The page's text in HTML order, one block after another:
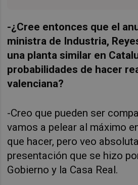
-¿Cree entonces que el
ministra de Industria,
una planta similar en
probabilidades de hacer
valenciana?
-Creo que pueden ser
vamos a pelear al máximo
que hacer, pero veo
presentación que se hizo
Gobierno y la Casa Real.